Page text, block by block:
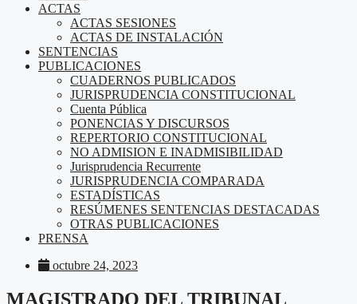
ACTAS
ACTAS SESIONES
ACTAS DE INSTALACIÓN
SENTENCIAS
PUBLICACIONES
CUADERNOS PUBLICADOS
JURISPRUDENCIA CONSTITUCIONAL
Cuenta Pública
PONENCIAS Y DISCURSOS
REPERTORIO CONSTITUCIONAL
NO ADMISION E INADMISIBILIDAD
Jurisprudencia Recurrente
JURISPRUDENCIA COMPARADA
ESTADÍSTICAS
RESÚMENES SENTENCIAS DESTACADAS
OTRAS PUBLICACIONES
PRENSA
octubre 24, 2023
MAGISTRADO DEL TRIBUNAL